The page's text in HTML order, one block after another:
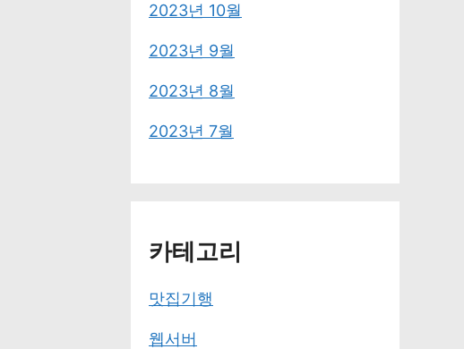
2023년 10월
2023년 9월
2023년 8월
2023년 7월
카테고리
맛집기행
웹서버